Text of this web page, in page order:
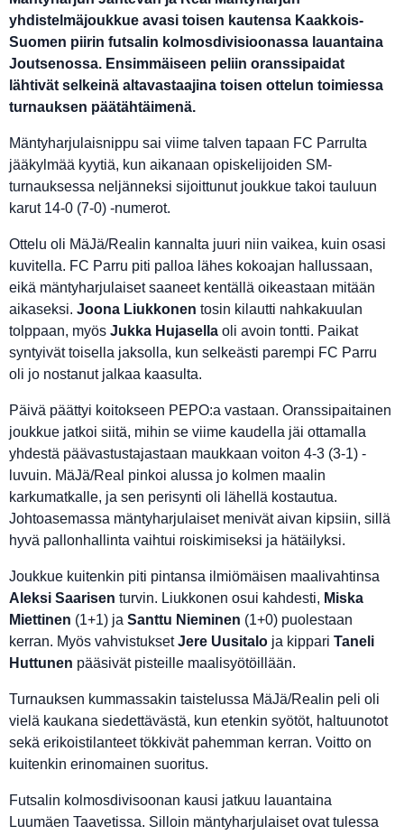
yhdistelmäjoukkue avasi toisen kautensa Kaakkois-
Suomen piirin futsalin kolmosdivisioonassa lauantaina
Joutsenossa. Ensimmäiseen peliin oranssipaidat
lähtivät selkeinä altavastaajina toisen ottelun toimiessa
turnauksen päätähtäimenä.
Mäntyharjulaisnippu sai viime talven tapaan FC Parrulta
jääkylmää kyytiä, kun aikanaan opiskelijoiden SM-
turnauksessa neljänneksi sijoittunut joukkue takoi tauluun
karut 14-0 (7-0) -numerot.
Ottelu oli MäJä/Realin kannalta juuri niin vaikea, kuin osasi
kuvitella. FC Parru piti palloa lähes kokoajan hallussaan,
eikä mäntyharjulaiset saaneet kentällä oikeastaan mitään
aikaseksi. Joona Liukkonen tosin kilautti nahkakuulan
tolppaan, myös Jukka Hujasella oli avoin tontti. Paikat
syntyivät toisella jaksolla, kun selkeästi parempi FC Parru
oli jo nostanut jalkaa kaasulta.
Päivä päättyi koitokseen PEPO:a vastaan. Oranssipaitainen
joukkue jatkoi siitä, mihin se viime kaudella jäi ottamalla
yhdestä päävastustajastaan maukkaan voiton 4-3 (3-1) -
luvuin. MäJä/Real pinkoi alussa jo kolmen maalin
karkumatkalle, ja sen perisynti oli lähellä kostautua.
Johtoasemassa mäntyharjulaiset menivät aivan kipsiin, sillä
hyvä pallonhallinta vaihtui roiskimiseksi ja hätäilyksi.
Joukkue kuitenkin piti pintansa ilmiömäisen maalivahtinsa
Aleksi Saarisen turvin. Liukkonen osui kahdesti, Miska
Miettinen (1+1) ja Santtu Nieminen (1+0) puolestaan
kerran. Myös vahvistuksetJere Uusitalo ja kippari Taneli
Huttunen pääsivät pisteille maalisyötöillään.
Turnauksen kummassakin taistelussa MäJä/Realin peli oli
vielä kaukana siedettävästä, kun etenkin syötöt, haltuunotot
sekä erikoistilanteet tökkivät pahemman kerran. Voitto on
kuitenkin erinomainen suoritus.
Futsalin kolmosdivisoonan kausi jatkuu lauantaina
Luumäen Taavetissa. Silloin mäntyharjulaiset ovat tulessa